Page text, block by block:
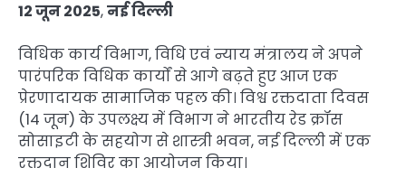
12 जून 2025,नई दिल्ली
विधिक कार्य विभाग, विधि एवं न्याय मंत्रालय ने अपने
पारंपरिक विधिक कार्यों से आगे बढ़ते हुए आज एक
प्रेरणादायक सामाजिक पहल की। विश्व रक्तदाता दिवस
(14 जून) के उपलक्ष्य में विभाग ने भारतीय रेड क्रॉस
सोसाइटी के सहयोग से शास्त्री भवन, नई दिल्ली में एक
रक्तदान शिविर का आयोजन किया।